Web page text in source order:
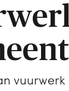
vuurwerk